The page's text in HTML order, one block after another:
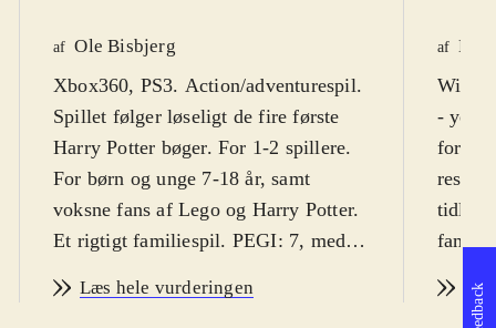
af Ole Bisbjerg
Xbox360, PS3. Action/adventurespil.
Spillet følger løseligt de fire første
Harry Potter bøger. For 1-2 spillere.
For børn og unge 7-18 år, samt
voksne fans af Lego og Harry Potter.
Et rigtigt familiespil. PEGI: 7, med
de mindste og for vold. Volden har
Læs hele vurderingen
af
Wii,
-
dansk
Feedback